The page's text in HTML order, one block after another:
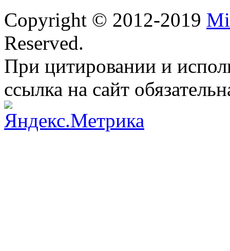
Copyright © 2012-2019
Reserved.
При цитировании и
ссылка на сайт